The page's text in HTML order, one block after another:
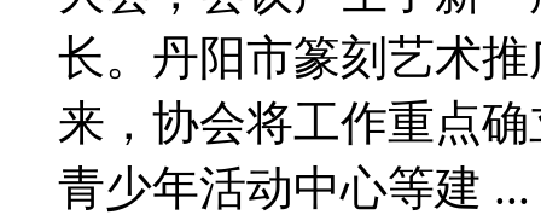
长。丹阳市篆刻艺术
来，协会将工作重点
青少年活动中心等建 ...